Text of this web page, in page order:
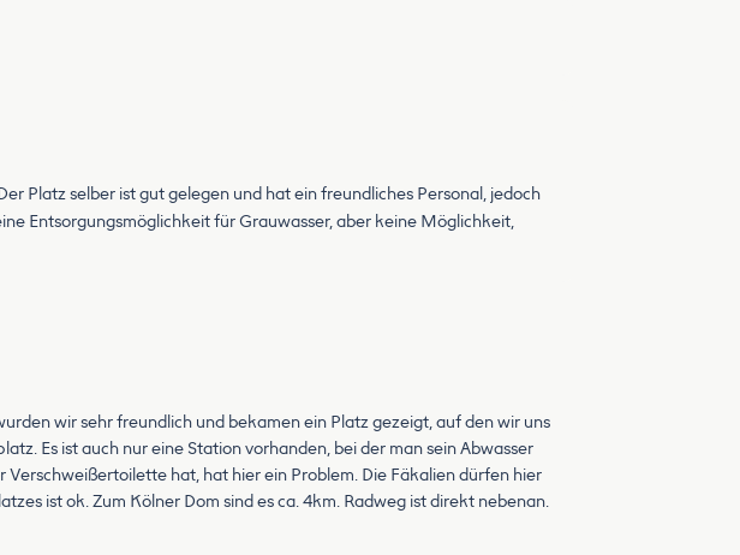
Platz selber ist gut gelegen und hat ein freundliches Personal, jedoch
Entsorgungsmöglichkeit für Grauwasser, aber keine Möglichkeit,
wir sehr freundlich und bekamen ein Platz gezeigt, auf den wir uns
Es ist auch nur eine Station vorhanden, bei der man sein Abwasser
hat, hat hier ein Problem. Die Fäkalien dürfen hier
ist ok. Zum Kölner Dom sind es ca. 4km. Radweg ist direkt nebenan.